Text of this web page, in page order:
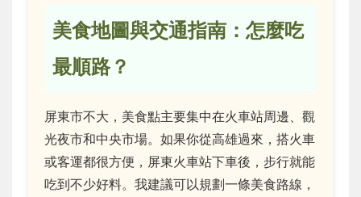
美食地圖與交通指南：怎麼吃
最順路？
屏東市不大，美食點主要集中在火車站周邊、觀
光夜市和中央市場。如果你從高雄過來，搭火車
或客運都很方便，屏東火車站下車後，步行就能
吃到不少好料。我建議可以規劃一條美食路線，